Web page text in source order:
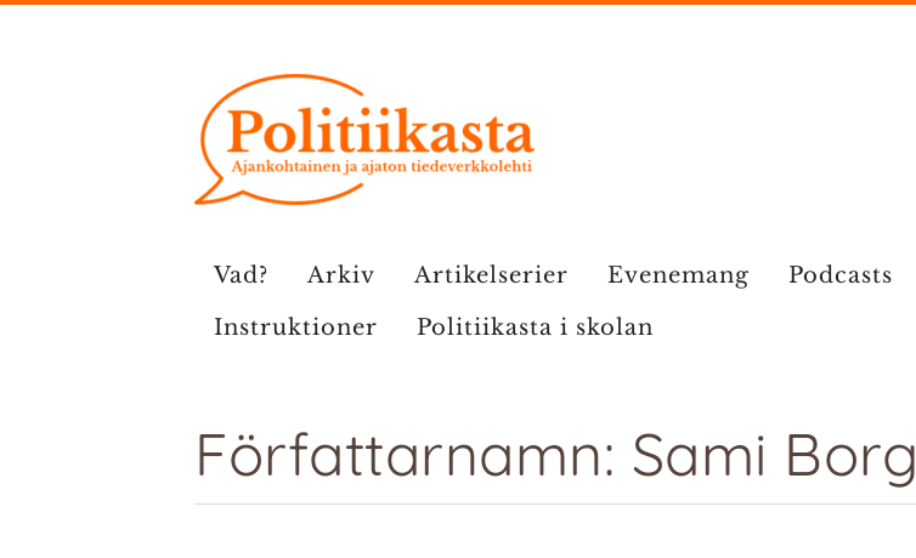
Vad? Arkiv Artikelserier Evenemang Podcasts
Instruktioner
Politiikasta i skolan
Författarnamn: Sami Borg